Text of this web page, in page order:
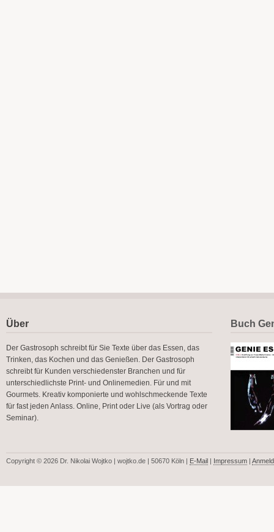
Über
Der Gastrosoph schreibt für Sie Texte über das Essen, das
Trinken, das Kochen und das Genießen. Der Gastrosoph
schreibt für Kunden verschiedenster Branchen und für
unterschiedlichste Print- und Onlinemedien. Für und mit
Gourmets. Kreativ komponierte und wohlschmeckende Texte
für fast jeden Anlass. Online, Print oder Live (als Vortrag oder
Seminar).
Buch
Copyright © 2026 Dr. Nikolai Wojtko | wojtko.de | 50670 Köln | E-Mail | Impressum |